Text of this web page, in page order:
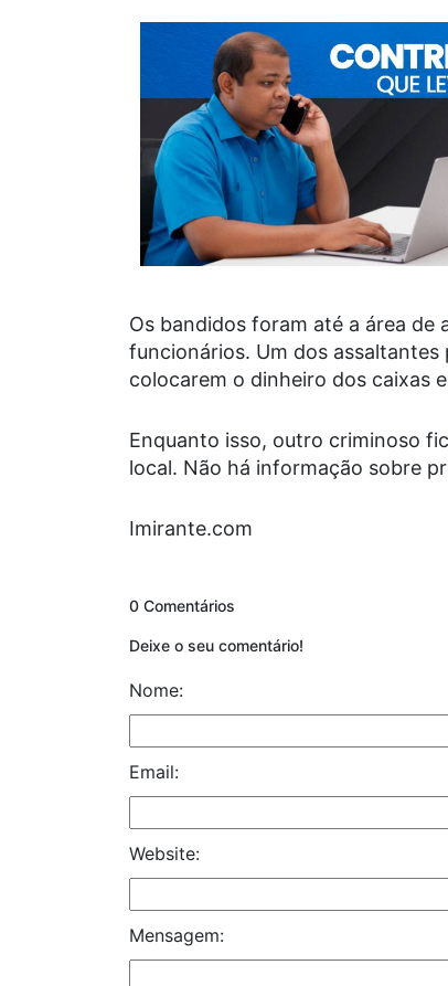
Os bandidos foram até a área
funcionários. Um dos
colocarem o dinheiro dos caixas
Enquanto isso, outro criminoso
local. Não há informação sobre
Imirante.com
0 Comentários
Deixe o seu comentário!
Nome:
Email:
Website:
Mensagem: